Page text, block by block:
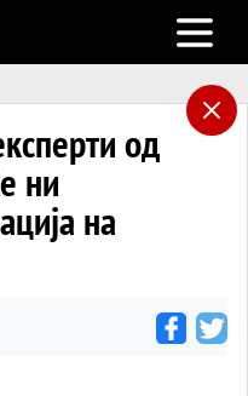
Open
од
ни
на